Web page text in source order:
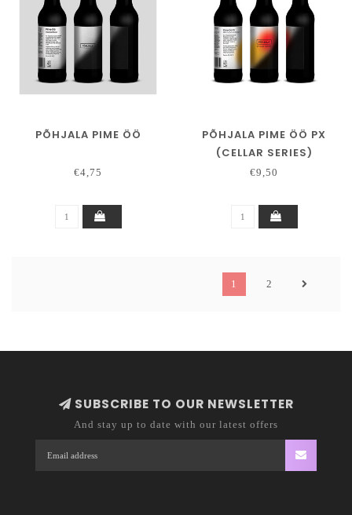
PÕHJALA PIME ÖÖ
€4,75
PÕHJALA PIME ÖÖ PX
(CELLAR SERIES)
€9,50
1 2
SUBSCRIBE TO OUR NEWSLETTER
And stay up to date with our latest offers